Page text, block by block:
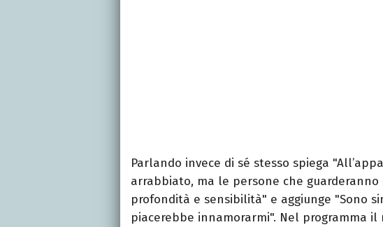
Parlando invece di sé stesso spiega
arrabbiato, ma le persone che
profondità e sensibilità" e aggiunge "Sono
piacerebbe innamorarmi". Nel programma